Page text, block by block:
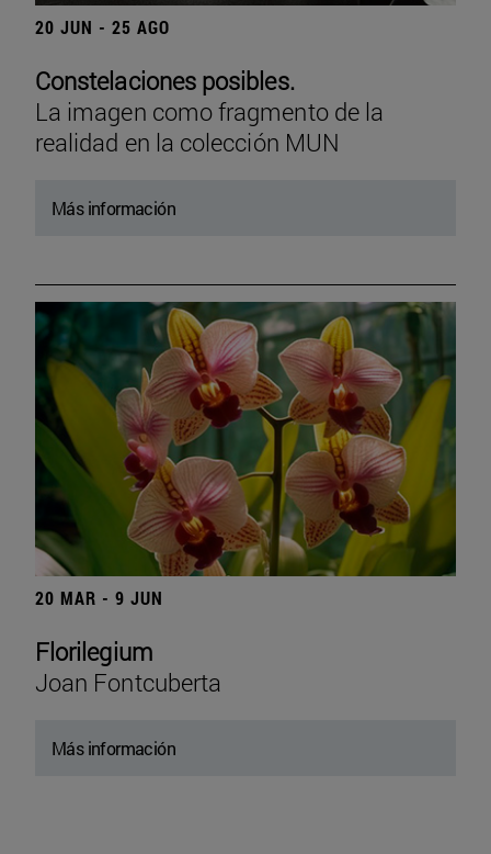
20 JUN - 25 AGO
Constelaciones posibles.
La imagen como fragmento de la
realidad en la colección MUN
Más información
20 MAR - 9 JUN
Florilegium
Joan Fontcuberta
Más información